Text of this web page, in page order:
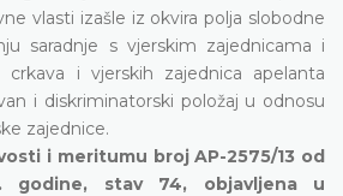
vlasti izašle iz okvira polja slobodne
saradnje s vjerskim zajednicama i
crkava i vjerskih zajednica apelanta
i diskriminatorski položaj u odnosu
zajednice.
i meritumu broj AP-2575/13 od
godine, stav 74, objavljena u